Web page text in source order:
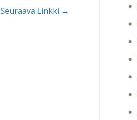
Seuraava Linkki →